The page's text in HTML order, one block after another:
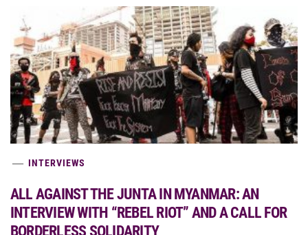
INTERVIEWS
ALL AGAINST THE JUNTA IN MYANMAR: AN
INTERVIEW WITH “REBEL RIOT” AND A CALL FOR
BORDERLESS SOLIDARITY